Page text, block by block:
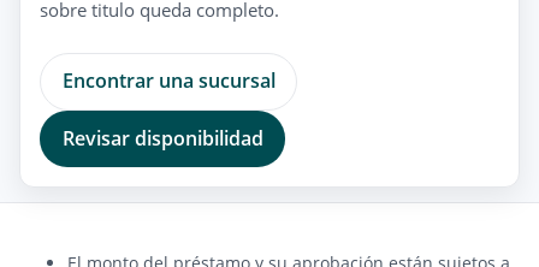
sobre titulo queda completo.
Encontrar una sucursal
Revisar disponibilidad